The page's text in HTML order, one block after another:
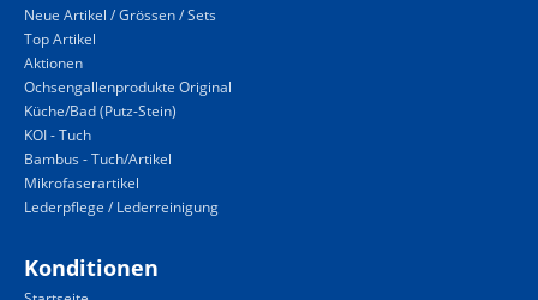
Neue Artikel / Grössen / Sets
Top Artikel
Aktionen
Ochsengallenprodukte Original
Küche/Bad (Putz-Stein)
KOI - Tuch
Bambus - Tuch/Artikel
Mikrofaserartikel
Lederpflege / Lederreinigung
Konditionen